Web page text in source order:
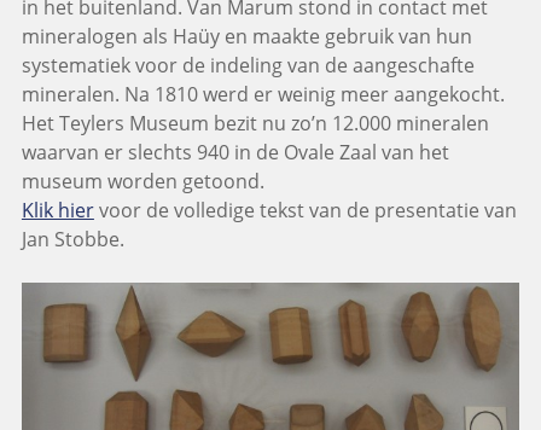
in het buitenland. Van Marum stond in contact met
mineralogen als Haüy en maakte gebruik van hun
systematiek voor de indeling van de aangeschafte
mineralen. Na 1810 werd er weinig meer aangekocht.
Het Teylers Museum bezit nu zo’n 12.000 mineralen
waarvan er slechts 940 in de Ovale Zaal van het
museum worden getoond.
Klik hiervoor de volledige tekst van de presentatie van
Jan Stobbe.